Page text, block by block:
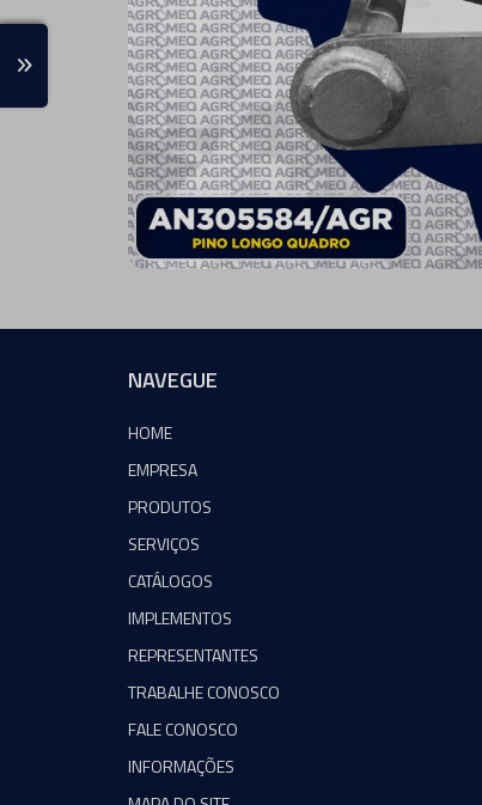
NAVEGUE
HOME
EMPRESA
PRODUTOS
SERVIÇOS
CATÁLOGOS
IMPLEMENTOS
REPRESENTANTES
TRABALHE CONOSCO
FALE CONOSCO
INFORMAÇÕES